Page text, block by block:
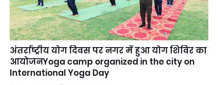
अंतर्राष्ट्रीय योग दिवस पर नगर में हुआ योग शिविर का
आयोजनYoga camp organized in the city on
International Yoga Day